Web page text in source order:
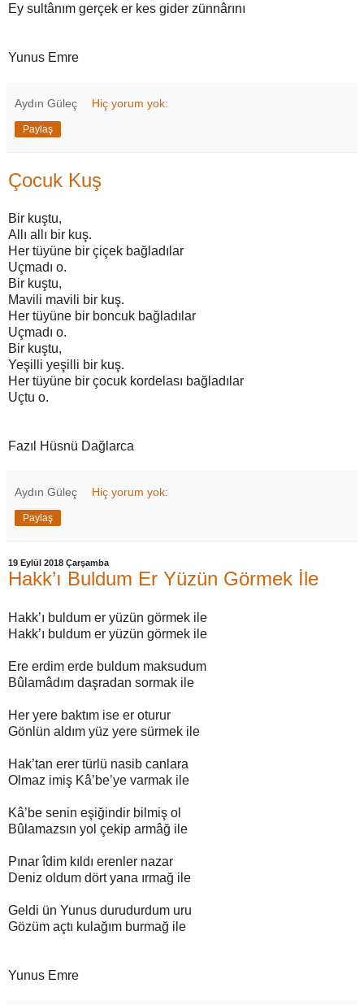
Ey sultânım gerçek er kes gider zünnârını
Yunus Emre
Aydın Güleç Hiç yorum yok:
Paylaş
Çocuk Kuş
Bir kuştu,
Allı allı bir kuş.
Her tüyüne bir çiçek bağladılar
Uçmadı o.
Bir kuştu,
Mavili mavili bir kuş.
Her tüyüne bir boncuk bağladılar
Uçmadı o.
Bir kuştu,
Yeşilli yeşilli bir kuş.
Her tüyüne bir çocuk kordelası bağladılar
Uçtu o.
Fazıl Hüsnü Dağlarca
Aydın Güleç Hiç yorum yok:
Paylaş
19 Eylül 2018 Çarşamba
Hakk’ı Buldum Er Yüzün Görmek İle
Hakk’ı buldum er yüzün görmek ile
Hakk’ı buldum er yüzün görmek ile
Ere erdim erde buldum maksudum
Bûlamâdım daşradan sormak ile
Her yere baktım ise er oturur
Gönlün aldım yüz yere sürmek ile
Hak’tan erer türlü nasib canlara
Olmaz imiş Kâ’be’ye varmak ile
Kâ’be senin eşiğindir bilmiş ol
Bûlamazsın yol çekip armâğ ile
Pınar îdim kıldı erenler nazar
Deniz oldum dört yana ırmağ ile
Geldi ün Yunus durudurdum uru
Gözüm açtı kulağım burmağ ile
Yunus Emre